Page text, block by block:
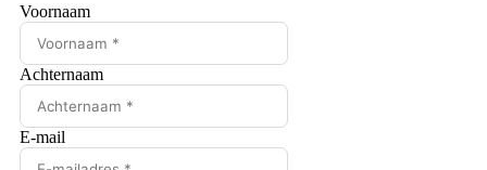
Voornaam
Achternaam
E-mail